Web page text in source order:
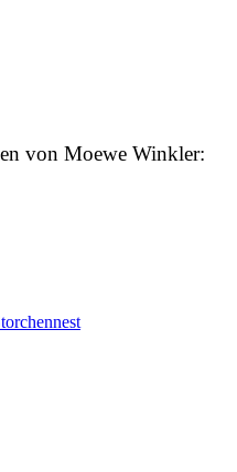
von Moewe Winkler: